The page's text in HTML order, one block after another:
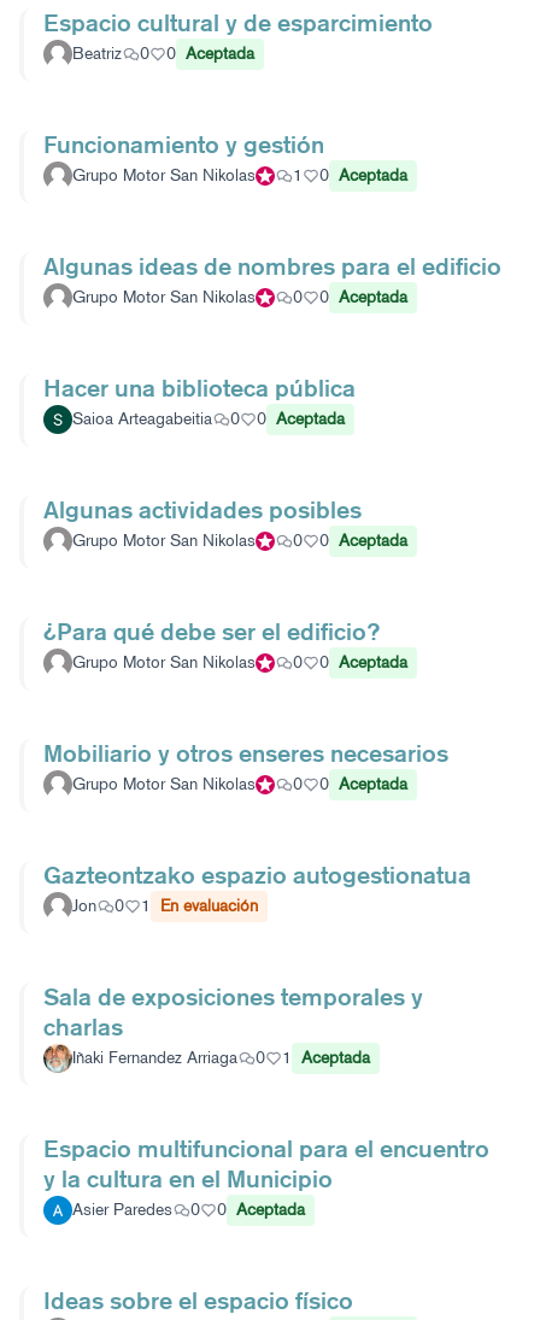
Espacio cultural y de esparcimiento
Beatriz 0 0 Aceptada
Funcionamiento y gestión
Grupo Motor San NikolasParticipante oficial
1 0 Aceptada
Algunas ideas de nombres para el edificio
Grupo Motor San NikolasParticipante oficial
0 0 Aceptada
Hacer una biblioteca pública
Saioa Arteagabeitia 0 0 Aceptada
Algunas actividades posibles
Grupo Motor San NikolasParticipante oficial
0 0 Aceptada
¿Para qué debe ser el edificio?
Grupo Motor San NikolasParticipante oficial
0 0 Aceptada
Mobiliario y otros enseres necesarios
Grupo Motor San NikolasParticipante oficial
0 0 Aceptada
Gazteontzako espazio autogestionatua
Jon 0 1 En evaluación
Sala de exposiciones temporales y
charlas
Iñaki Fernandez Arriaga 0 1 Aceptada
Espacio multifuncional para el encuentro
y la cultura en el Municipio
Asier Paredes 0 0 Aceptada
Ideas sobre el espacio físico